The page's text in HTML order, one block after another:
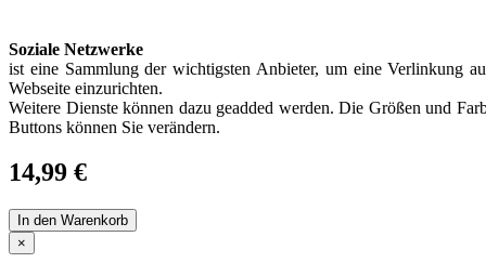
Soziale Netzwerke
ist eine Sammlung der wichtigsten Anbieter, um eine Verlinkung
Webseite einzurichten.
Weitere Dienste können dazu geadded werden. Die Größen und
Buttons können Sie verändern.
14,99 €
In den Warenkorb
×